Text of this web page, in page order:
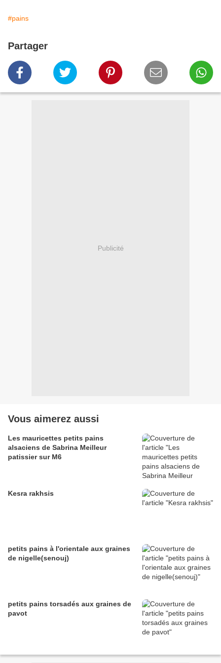
#pains
Partager
Publicité
Vous aimerez aussi
Les mauricettes petits pains
alsaciens de Sabrina Meilleur
patissier sur M6
Kesra rakhsis
petits pains à l'orientale aux graines
de nigelle(senouj)
petits pains torsadés aux graines de
pavot